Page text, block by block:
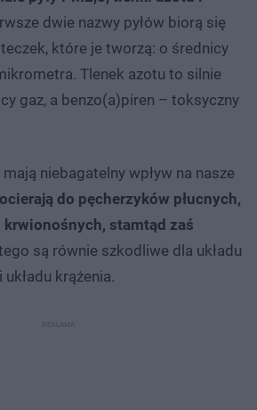
dwie nazwy pyłów biorą się
które je tworzą: o średnicy
Tlenek azotu to silnie
gaz, a benzo(a)piren – toksyczny
niebagatelny wpływ na nasze
do pęcherzyków płucnych,
krwionośnych, stamtąd zaś
są równie szkodliwe dla układu
krążenia.